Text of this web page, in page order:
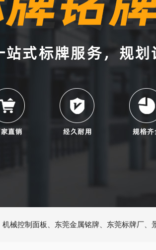
机械控制面板 东莞金属铭牌 东莞标牌厂